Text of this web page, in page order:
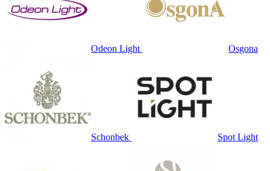
Odeon Light Osgona
Schonbek Spot Light